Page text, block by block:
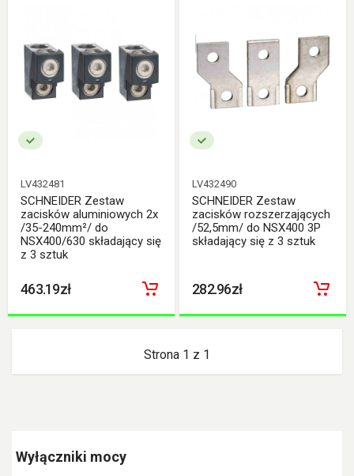
Wyłączniki mocy
LV432481
SCHNEIDER Zestaw
zacisków aluminiowych 2x
/35-240mm²/ do
NSX400/630 składający się
z 3 sztuk
463.19zł
LV432490
SCHNEIDER Zestaw
zacisków rozszerzających
/52,5mm/ do NSX400 3P
składający się z 3 sztuk
282.96zł
Strona 1 z 1